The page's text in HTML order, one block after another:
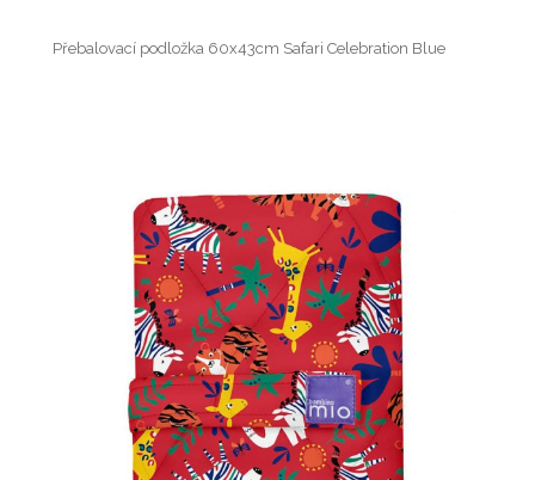
Přebalovací podložka 60x43cm Safari Celebration Blue